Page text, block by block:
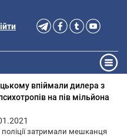
впіймали дилера з
на пів мільйона
затримали мешканця